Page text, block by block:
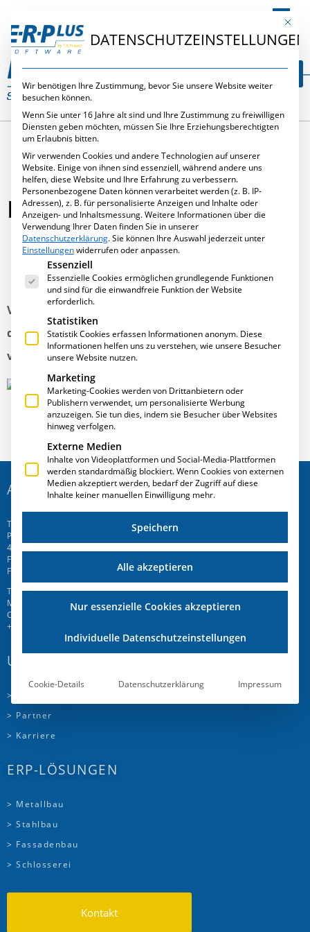
DE
POLYCLOSE 2014
September 20, 2013
Vom 16.01. – 18.01.2014 stellt Ihnen T.A.Project auf
der Polyclose zahlreiche Neuerungen von E·R·Plus
vor.
ADRESSE
T.A.Project GmbH
Prinz-Friedrich-Str. 28 C
45257 Essen
Fon
Fax +49 201 946 005 7-50
T.A.Project Swiss AG
Mattenweg 6
CH-5504 Othmarsingen
+41 58 510 72 00
UNTERNEHMEN
> Über uns
> Partner
> Karriere
ERP-LÖSUNGEN
> Metallbau
> Stahlbau
> Fassadenbau
> Schlosserei
Kontakt
Mit
DATENSCHUTZEINSTELLUNGEN
Wir benötigen Ihre Zustimmung, bevor Sie unsere Website weiter
besuchen können.
Wenn Sie unter 16 Jahre alt sind und Ihre Zustimmung zu freiwilligen
Diensten geben möchten, müssen Sie Ihre Erziehungsberechtigten
um Erlaubnis bitten.
Wir verwenden Cookies und andere Technologien auf unserer
Website. Einige von ihnen sind essenziell, während andere uns
helfen, diese Website und Ihre Erfahrung zu verbessern.
Personenbezogene Daten können verarbeitet werden (z. B. IP-
Adressen), z. B. für personalisierte Anzeigen und Inhalte oder
Anzeigen- und Inhaltsmessung.Weitere Informationen über die
Verwendung Ihrer Daten finden Sie in unserer
Datenschutzerklärung.Sie können Ihre Auswahl jederzeit unter
Einstellungenwiderrufen oder anpassen.
Es folgt eine Liste der Service-Gruppen, für die eine
Essenziell
Essenzielle Cookies ermöglichen grundlegende Funktionen
und sind für die einwandfreie Funktion der Website
erforderlich.
Statistiken
Statistik Cookies erfassen Informationen anonym. Diese
Informationen helfen uns zu verstehen, wie unsere Besucher
unsere Website nutzen.
Marketing
Marketing-Cookies werden von Drittanbietern oder
Publishern verwendet, um personalisierte Werbung
anzuzeigen. Sie tun dies, indem sie Besucher über Websites
hinweg verfolgen.
Externe Medien
Inhalte von Videoplattformen und Social-Media-Plattformen
werden standardmäßig blockiert. Wenn Cookies von externen
Medien akzeptiert werden, bedarf der Zugriff auf diese
Inhalte keiner manuellen Einwilligung mehr.
Speichern
Alle akzeptieren
Nur essenzielle Cookies akzeptieren
Individuelle Datenschutzeinstellungen
Cookie-Details Datenschutzerklärung Impressum